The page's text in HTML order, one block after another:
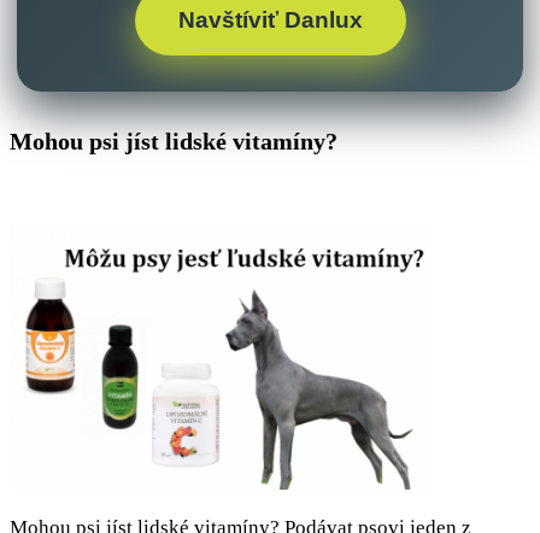
Navštíviť Danlux
Mohou psi jíst lidské vitamíny?
Mohou psi jíst lidské vitamíny? Podávat psovi jeden z